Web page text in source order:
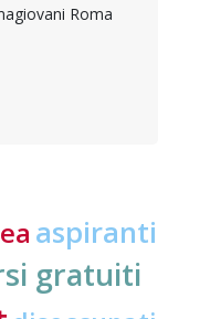
Roma
aspiranti
gratuiti